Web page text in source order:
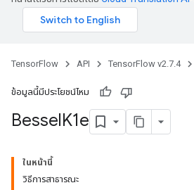
TensorFlow API TensorFlow v2.7.4
ข้อมูลนี้มีประโยชน์ไหม
BesselK1e
ในหน้านี้
วิธีการสาธารณะ